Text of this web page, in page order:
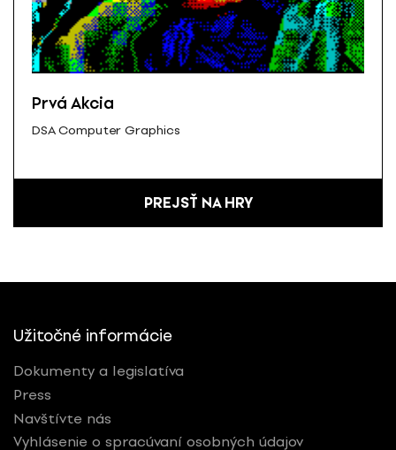
Prvá Akcia
DSA Computer Graphics
PREJSŤ NA HRY
Užitočné informácie
Dokumenty a legislatíva
Press
Navštívte nás
Vyhlásenie o spracúvaní osobných údajov